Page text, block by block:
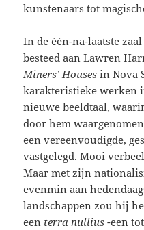
kunstenaars tot
In de één-na-laatste
besteed aan Lawren
Miners’ Houses in Nova
karakteristieke werken
nieuwe beeldtaal,
door hem
een vereenvoudigde,
vastgelegd. Mooi
Maar met zijn
evenmin aan
landschappen zou hij
een terra nullius -een